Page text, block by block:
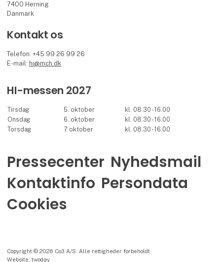
7400 Herning
Danmark
Kontakt os
Telefon: +45 99 26 99 26
E-mail: hi@mch.dk
HI-messen 2027
Tirsdag 5. oktober
kl. 08.30 - 16.00
Onsdag
6. oktober
kl. 08.30 - 16.00
Torsdag
7. oktober kl. 08.30 - 16.00
Pressecenter Nyhedsmail
Kontaktinfo Persondata
Cookies
Copyright © 2026 Co3 A/S. Alle rettigheder forbeholdt
Website: twoday